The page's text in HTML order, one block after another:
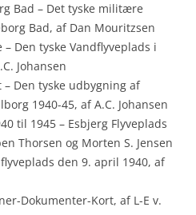
Bad – Det tyske militære
Bad, af Dan Mouritzsen
– Den tyske Vandflyveplads i
Johansen
– Den tyske udbygning af
1940-45, af A.C. Johansen
til 1945 – Esbjerg Flyveplads
Thorsen og Morten S. Jensen
den 9. april 1940, af
Dokumenter-Kort, af L-E v.